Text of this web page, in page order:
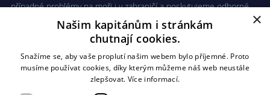
případné problémy na moři i v zahraničí a poskytujeme odborné
VÍCE O NÁS
×
Našim kapitánům i stránkám
chutnají cookies.
Snažíme se, aby vaše proplutí našim webem bylo příjemné. Proto
musíme používat cookies, díky kterým můžeme náš web neustále
zlepšovat. Více informací.